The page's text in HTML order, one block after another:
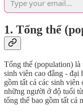
1. Tổng thể
Tổng thể (population) là
sinh viên cao đẳng - đại
gồm tất cả các sinh
những người ở độ tuổi
tổng thể bao gồm tất cả